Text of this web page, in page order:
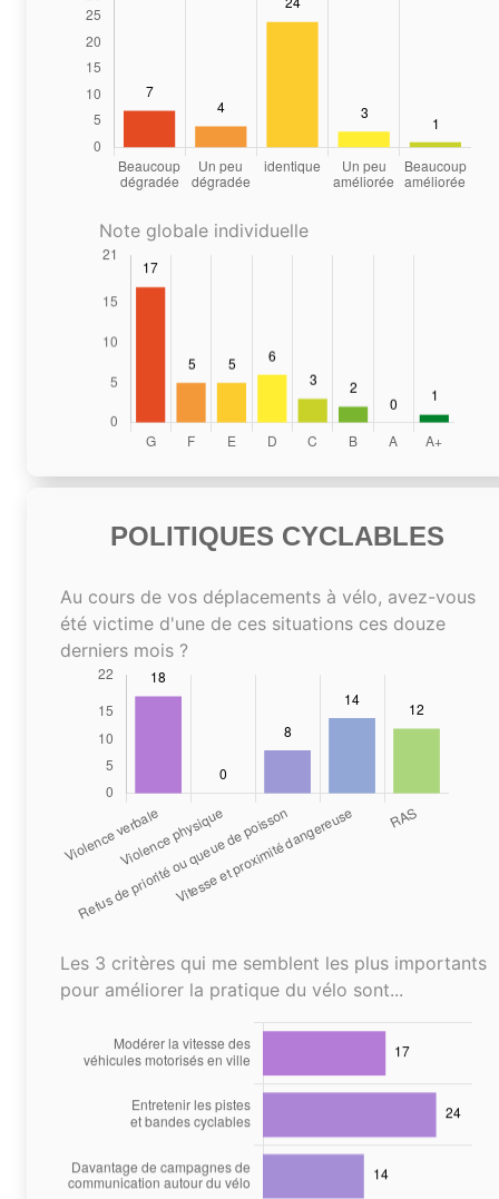
Note globale individuelle
POLITIQUES CYCLABLES
Au cours de vos déplacements à vélo, avez-vous
été victime d'une de ces situations ces douze
derniers mois ?
Les 3 critères qui me semblent les plus importants
pour améliorer la pratique du vélo sont...